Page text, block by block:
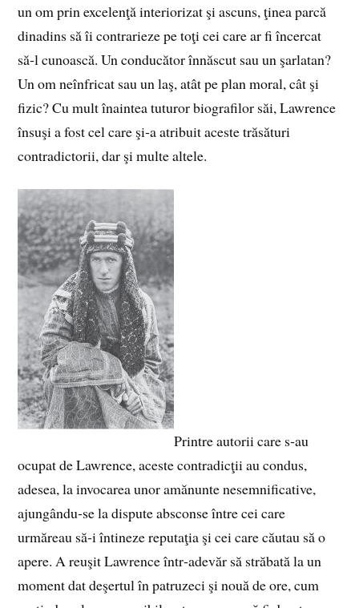
un om prin exce­lenţă interiorizat şi ascuns, ţinea parcă
dinadins să îi contrarieze pe toţi cei care ar fi încercat
să‑l cunoască. Un conducător înnăscut sau un şarlatan?
Un om neînfricat sau un laş, atât pe plan moral, cât şi
fizic? Cu mult înaintea tuturor biografilor săi, Lawrence
însuşi a fost cel care şi‑a atribuit aceste trăsături
contradictorii, dar şi multe altele.
Printre autorii care s‑au
ocupat de Lawrence, aceste contradicţii au condus,
adesea, la invocarea unor amănunte nesemnificative,
ajungându‑se la dispute absconse între cei care
urmăreau să‑i întineze reputaţia şi cei care căutau să o
apere. A reuşit Lawrence într‑adevăr să străbată la un
moment dat deşertul în patruzeci şi nouă de ore, cum